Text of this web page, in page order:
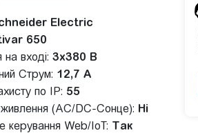
Electric
650
вході: 3x380 В
Струм: 12,7 A
по IP: 55
живлення (AC/DC-Сонце): Ні
керування Web/IoT: Так